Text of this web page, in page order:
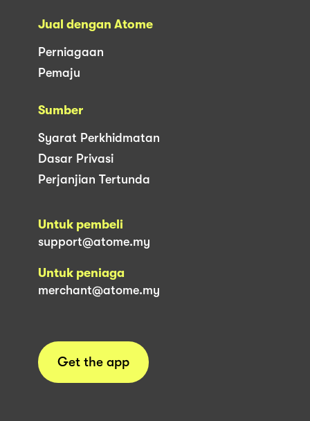
Jual dengan Atome
Perniagaan
Pemaju
Sumber
Syarat Perkhidmatan
Dasar Privasi
Perjanjian Tertunda
Untuk pembeli
support@atome.my
Untuk peniaga
merchant@atome.my
Get the app